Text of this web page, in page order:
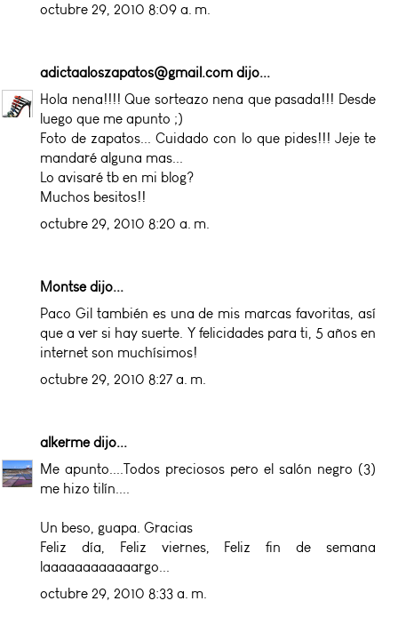
octubre 29, 2010 8:09 a. m.
adictaaloszapatos@gmail.com dijo...
Hola nena!!!! Que sorteazo nena que pasada!!! Desde
luego que me apunto ;)
Foto de zapatos... Cuidado con lo que pides!!! Jeje te
mandaré alguna mas...
Lo avisaré tb en mi blog?
Muchos besitos!!
octubre 29, 2010 8:20 a. m.
Montse dijo...
Paco Gil también es una de mis marcas favoritas, así
que a ver si hay suerte. Y felicidades para ti, 5 años en
internet son muchísimos!
octubre 29, 2010 8:27 a. m.
alkermedijo...
Me apunto....Todos preciosos pero el salón negro (3)
me hizo tilín....
Un beso, guapa. Gracias
Feliz día, Feliz viernes, Feliz fin de semana
laaaaaaaaaaaargo...
octubre 29, 2010 8:33 a. m.